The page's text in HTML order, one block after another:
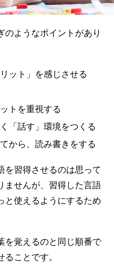
のようなポイントがあり
ット」を感じさせる
トを重視する
「話す」環境をつくる
から、読み書きをする
を習得させるのは思って
ませんが、習得した言語
と使えるようにするため
を覚えるのと同じ順番で
ことです。